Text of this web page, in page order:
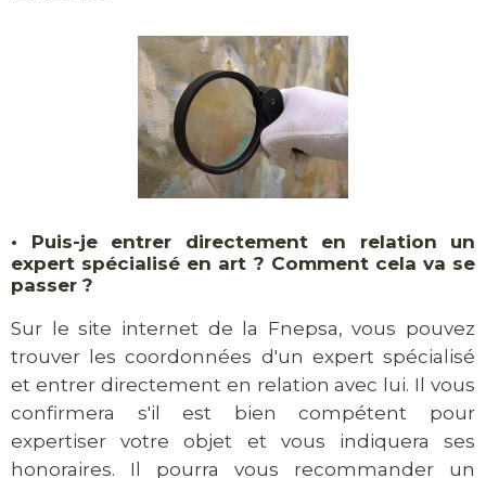
• Puis-je entrer directement en relation un
expert spécialisé en art ? Comment cela va se
passer ?
Sur le site internet de la Fnepsa, vous pouvez
trouver les coordonnées d'un expert spécialisé
et entrer directement en relation avec lui. Il vous
confirmera s'il est bien compétent pour
expertiser votre objet et vous indiquera ses
honoraires. Il pourra vous recommander un